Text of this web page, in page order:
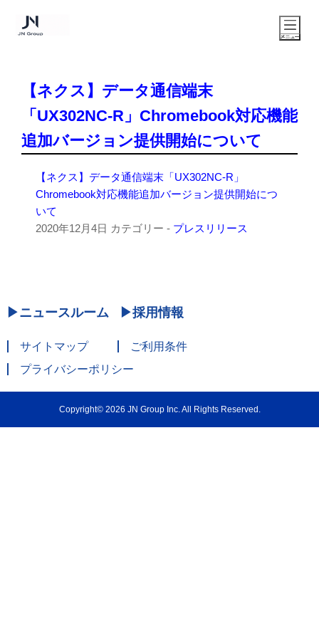
【ネクス】データ通信端末
「UX302NC-R」Chromebook対応機能
追加バージョン提供開始について
【ネクス】データ通信端末「UX302NC-R」
Chromebook対応機能追加バージョン提供開始につ
いて
2020年12月4日 カテゴリー - プレスリリース
ニュースルーム 採用情報
サイトマップ
ご利用条件
プライバシーポリシー
Copyright© 2026 JN Group Inc. All Rights Reserved.